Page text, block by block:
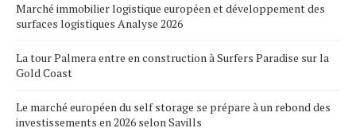
Marché immobilier logistique européen et développement des
surfaces logistiques Analyse 2026
La tour Palmera entre en construction à Surfers Paradise sur la
Gold Coast
Le marché européen du self storage se prépare à un rebond des
investissements en 2026 selon Savills